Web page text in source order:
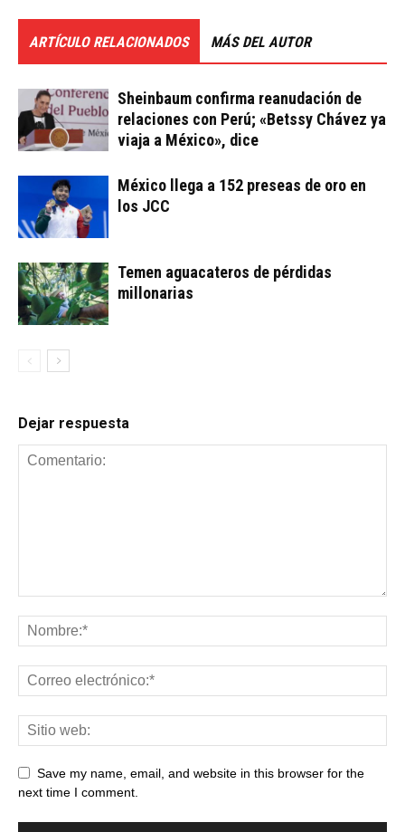
ARTÍCULO RELACIONADOS MÁS DEL AUTOR
Sheinbaum confirma reanudación de
relaciones con Perú; «Betssy Chávez ya
viaja a México», dice
México llega a 152 preseas de oro en
los JCC
Temen aguacateros de pérdidas
millonarias
Dejar respuesta
Save my name, email, and website in this browser for the
next time I comment.